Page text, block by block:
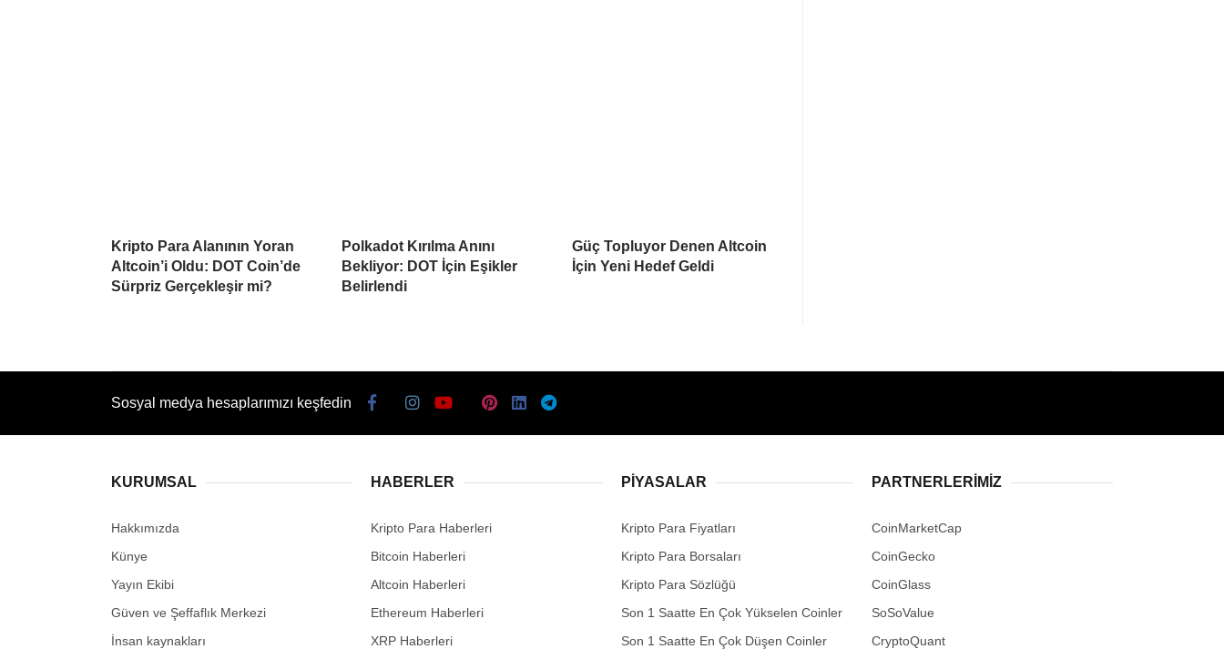
Kripto Para Alanının Yoran
Altcoin’i Oldu: DOT Coin’de
Sürpriz Gerçekleşir mi?
Polkadot Kırılma Anını
Bekliyor: DOT İçin Eşikler
Belirlendi
Güç Topluyor Denen Altcoin
İçin Yeni Hedef Geldi
Sosyal medya hesaplarımızı keşfedin
KURUMSAL
Hakkımızda
Künye
Yayın Ekibi
Güven ve Şeffaflık Merkezi
İnsan kaynakları
HABERLER
Kripto Para Haberleri
Bitcoin Haberleri
Altcoin Haberleri
Ethereum Haberleri
XRP Haberleri
PIYASALAR
Kripto Para Fiyatları
Kripto Para Borsaları
Kripto Para Sözlüğü
Son 1 Saatte En Çok Yükselen Coinler
Son 1 Saatte En Çok Düşen Coinler
PARTNERLERIMIZ
CoinMarketCap
CoinGecko
CoinGlass
SoSoValue
CryptoQuant